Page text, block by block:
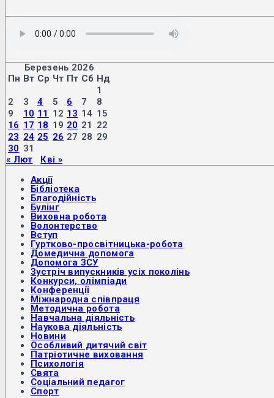
Березень 2026
Пн Вт Ср Чт Пт Сб Нд
1
2
3 4 5 6 7
8
9
10 11 12 13 14 15
16 17 18 19 20 21
22
23 24 25 26 27 28 29
30 31
« Лют
Кві »
Акції
Бібліотека
Благодійність
Булінг
Виховна робота
Волонтерство
Вступ
Гуртково-просвітницька-робота
Домедична допомога
Допомога ЗСУ
Зустріч випускників усіх поколінь
Конкурси, олімпіади
Конференції
Міжнародна співпраця
Методична робота
Навчальна діяльність
Наукова діяльність
Новини
Особливий дитячий світ
Патріотичне виховання
Психологія
Свята
Соціальний педагог
Спорт